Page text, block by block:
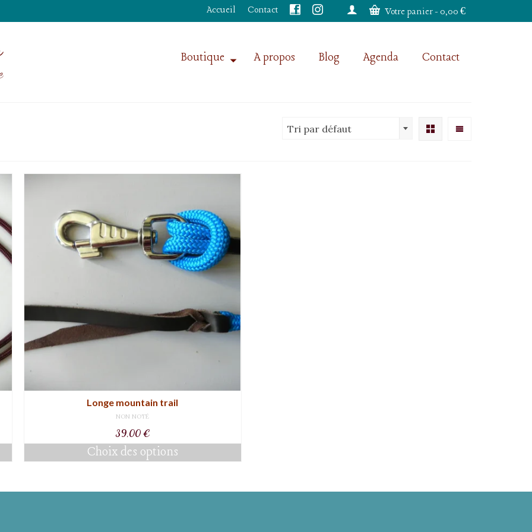
Accueil Contact Votre panier- 0,00 €
Boutique A propos Blog Agenda Contact
Tri par défaut
Longe mountain trail
NON NOTÉ
39,00 €
Choix des options
a